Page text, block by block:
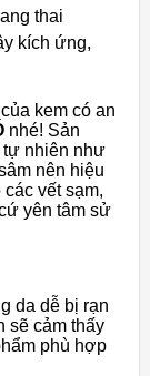
thai
kích ứng,
kem có an
nhé! Sản
tự nhiên như
nên hiệu
vết sạm,
yên tâm sử
da dễ bị rạn
sẽ cảm thấy
phù hợp